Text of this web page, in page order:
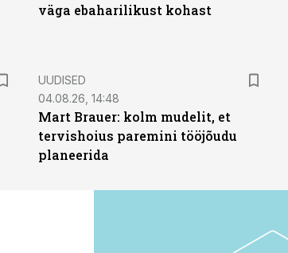
väga ebaharilikust kohast
UUDISED
04.08.26, 14:48
Mart Brauer: kolm mudelit, et
tervishoius paremini tööjõudu
planeerida